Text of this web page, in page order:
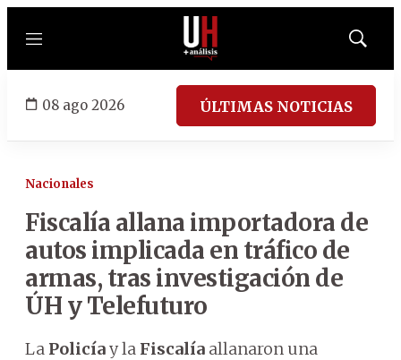
Menú
Mostrar
08 ago 2026 ÚLTIMAS NOTICIAS
Nacionales
Fiscalía allana importadora de
autos implicada en tráfico de
armas, tras investigación de
ÚH y Telefuturo
La Policíay la Fiscalía allanaron una